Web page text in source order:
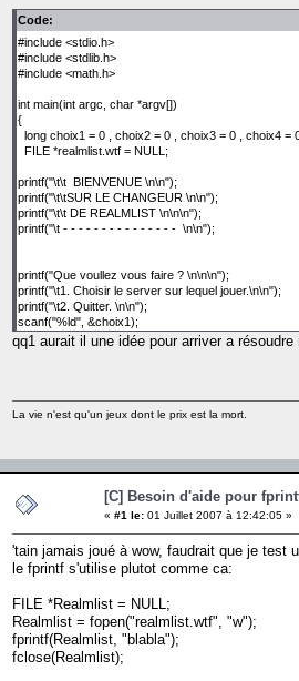
Code:
#include <stdio.h>
#include <stdlib.h>
#include <math.h>
int main(int argc, char *argv[])
{
long choix1 = 0 , choix2 = 0 , choix3 = 0 , choix4 =
FILE *realmlist.wtf = NULL;
printf("\t\t BIENVENUE \n\n");
printf("\t\tSUR LE CHANGEUR \n\n");
printf("\t\t DE REALMLIST \n\n\n");
printf("\t - - - - - - - - - - - - - - - \n\n");
printf("Que voullez vous faire ? \n\n\n");
printf("\t1. Choisir le server sur lequel jouer.\n\n");
printf("\t2. Quitter. \n\n");
scanf("%ld", &choix1);
if (choix1 == 1 ) { printf ("Choisissez le server sur
if (choix2 == 1 )
{
fclose (C:\Program Files\World of
}
system("PAUSE");
return 0;
}
qq1 aurait il une idée pour arriver a
La vie n'est qu'un jeux dont le prix est la mort.
[C] Besoin d'aide pour
« #1 le: 01 Juillet 2007 à 12:42:05 »
'tain jamais joué à wow, faudrait que je test
le fprintf s'utilise plutot comme ca:
FILE *Realmlist = NULL;
Realmlist = fopen("realmlist.wtf", "w");
fprintf(Realmlist, "blabla");
fclose(Realmlist);